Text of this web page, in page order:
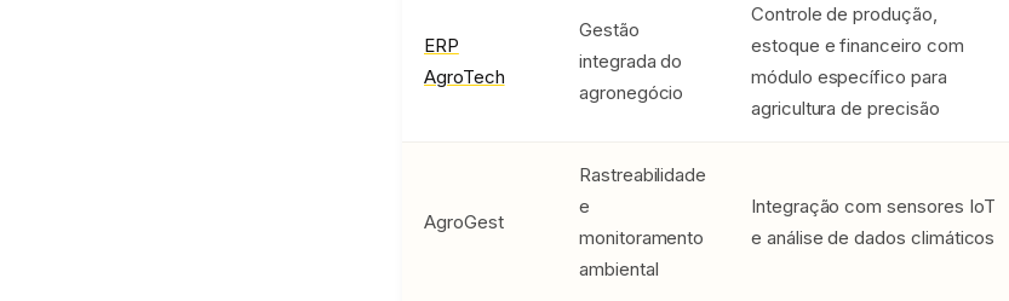
ERP
AgroTech
Gestão
integrada do
agronegócio
Controle de produção,
estoque e financeiro com
módulo específico para
agricultura de precisão
AgroGest
Rastreabilidade
e
monitoramento
ambiental
Integração com sensores IoT
e análise de dados climáticos